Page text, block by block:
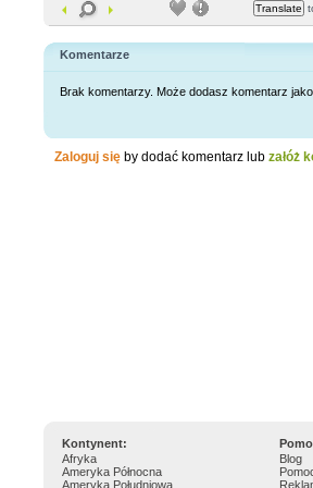
Komentarze
Brak komentarzy. Może dodasz komentarz
Zaloguj się by dodać komentarz lub załóż
Kontynent:
Afryka
Ameryka Północna
Ameryka Południowa
Blog